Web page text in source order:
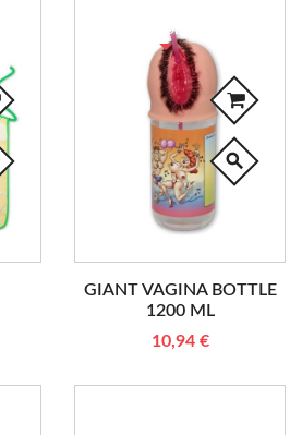
search
GIANT VAGINA BOTTLE
1200 ML
10,94 €
RUPTURE DE STOCK